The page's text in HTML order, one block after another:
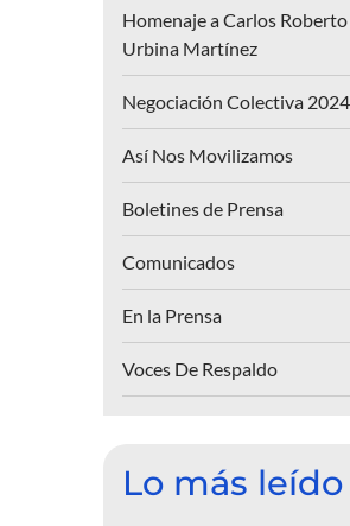
Homenaje a Carlos Roberto
Urbina Martínez
Negociación Colectiva 2024
Así Nos Movilizamos
Boletines de Prensa
Comunicados
En la Prensa
Voces De Respaldo
Lo más leído